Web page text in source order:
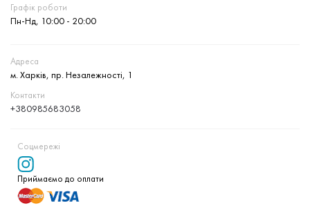
Графік роботи
Пн-Нд, 10:00 - 20:00
Адреса
м. Харків, пр. Незалежності, 1
Контакти
+380985683058
Соцмережі
Приймаємо до оплати